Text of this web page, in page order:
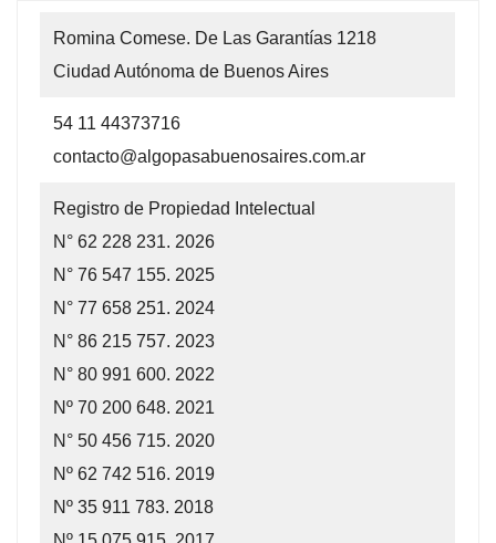
Romina Comese. De Las Garantías 1218
Ciudad Autónoma de Buenos Aires
54 11 44373716
contacto@algopasabuenosaires.com.ar
Registro de Propiedad Intelectual
N° 62 228 231. 2026
N° 76 547 155. 2025
N° 77 658 251. 2024
N° 86 215 757. 2023
N° 80 991 600. 2022
Nº 70 200 648. 2021
N° 50 456 715. 2020
Nº 62 742 516. 2019
Nº 35 911 783. 2018